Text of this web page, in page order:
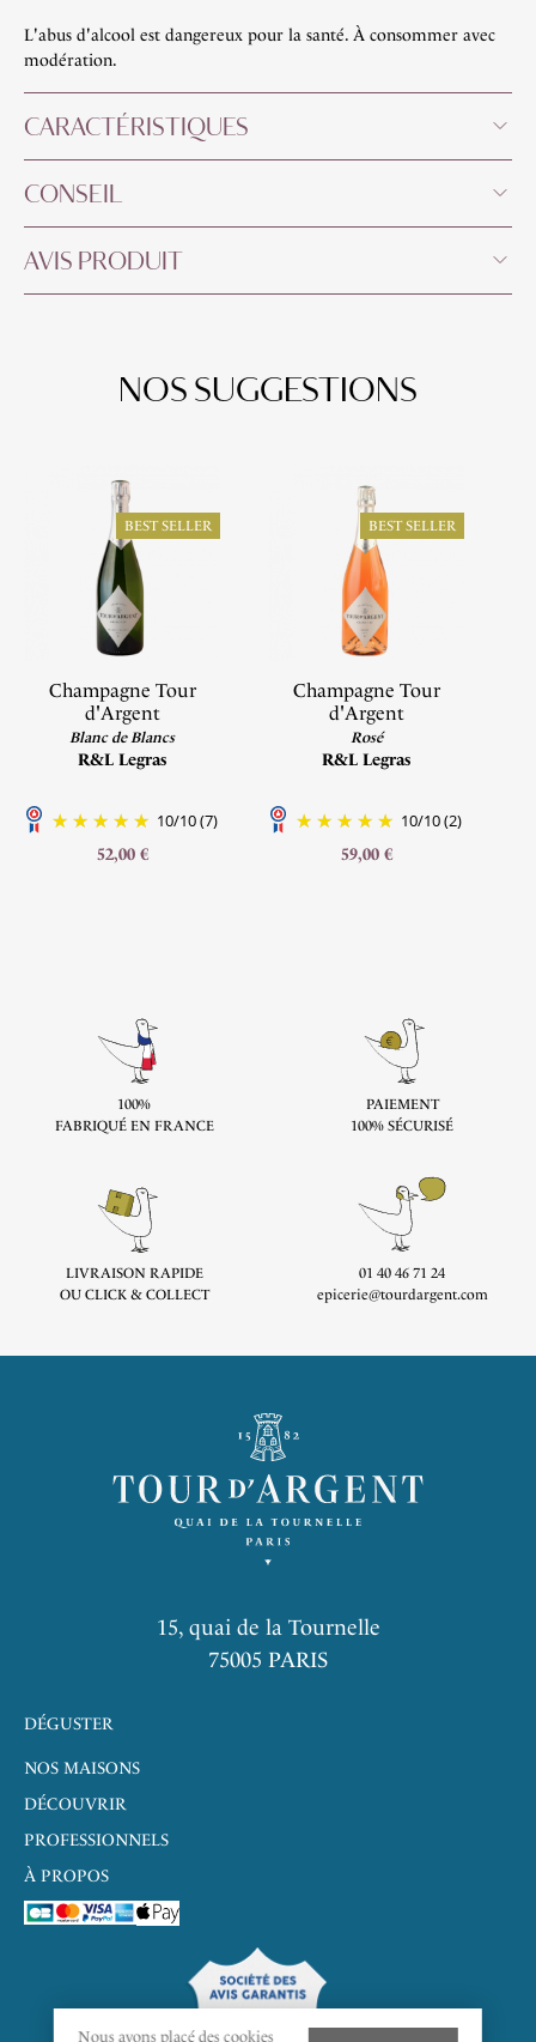
Nous avons placé des cookies
L'abus d'alcool est dangereux pour la santé. À consommer avec
modération.
CARACTÉRISTIQUES
CONSEIL
AVIS PRODUIT
NOS SUGGESTIONS
BEST SELLER
Champagne Tour
d'Argent
Blanc de Blancs
R&L Legras
10/10(7)
52,00 €
BEST SELLER
Champagne Tour
d'Argent
Rosé
R&L Legras
10/10(2)
59,00 €
100%
FABRIQUÉ EN FRANCE
PAIEMENT
100% SÉCURISÉ
LIVRAISON RAPIDE
OU CLICK & COLLECT
01 40 46 71 24
epicerie@tourdargent.com
DÉGUSTER
15, quai de la Tournelle
75005 PARIS
NOS MAISONS
DÉCOUVRIR
PROFESSIONNELS
À PROPOS
9.7/10